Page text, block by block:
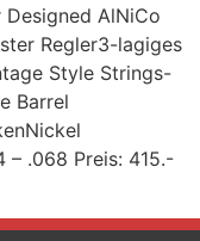
Designed AlNiCo
Regler3-lagiges
Style Strings-
Barrel
– .068 Preis: 415.-